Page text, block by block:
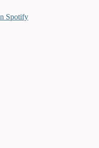
Spotify